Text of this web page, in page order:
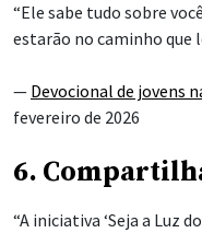
“Ele sabe tudo sobre
estarão no caminho que
— Devocional de jovens
fevereiro de 2026
6.
“A iniciativa ‘Seja a Luz